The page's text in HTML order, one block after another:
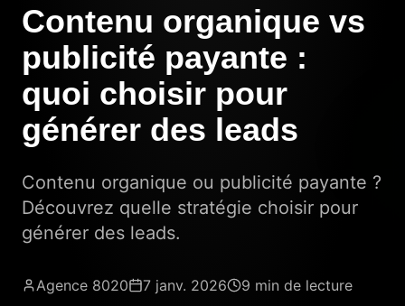
Contenu organique vs
publicité payante :
quoi choisir pour
générer des leads
Contenu organique ou publicité payante ?
Découvrez quelle stratégie choisir pour
générer des leads.
Agence 8020 7 janv. 2026 9 min de lecture